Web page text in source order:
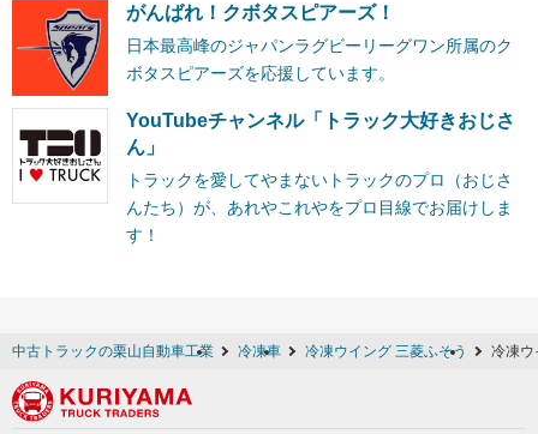
がんばれ！クボタスピアーズ！
日本最高峰のジャパンラグビーリーグワン所属のク
ボタスピアーズを応援しています。
YouTubeチャンネル「トラック大好きおじさ
ん」
トラックを愛してやまないトラックのプロ（おじさ
んたち）が、あれやこれやをプロ目線でお届けしま
す！
中古トラックの栗山自動車工業 冷凍車 冷凍ウイング 三菱ふそう 冷凍ウ